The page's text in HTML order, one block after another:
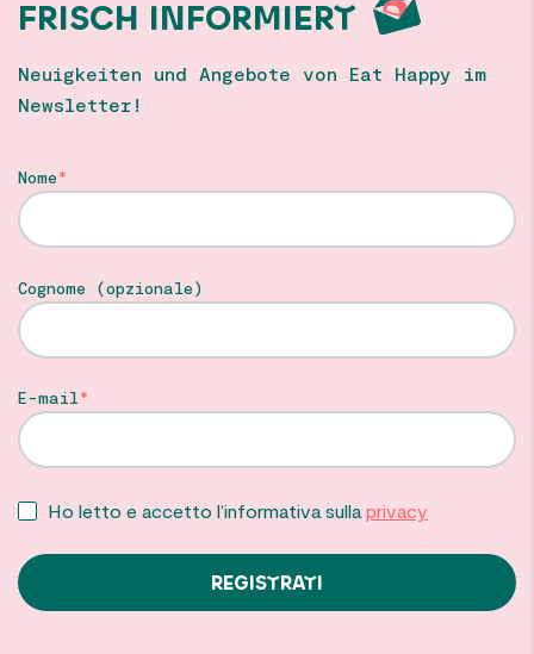
FRISCH INFORMIERT
Neuigkeiten und Angebote von Eat Happy im
Newsletter!
Nome
Cognome (opzionale)
E-mail
Ho letto e accetto l’informativa sulla privacy